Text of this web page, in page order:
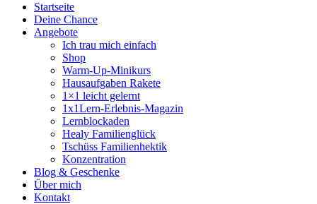
Startseite
Deine Chance
Angebote
Ich trau mich einfach
Shop
Warm-Up-Minikurs
Hausaufgaben Rakete
1×1 leicht gelernt
1x1Lern-Erlebnis-Magazin
Lernblockaden
Healy Familienglück
Tschüss Familienhektik
Konzentration
Blog & Geschenke
Über mich
Kontakt